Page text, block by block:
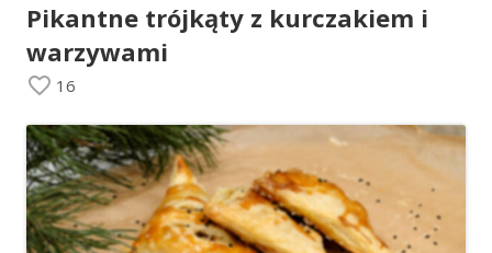
Pikantne trójkąty z kurczakiem i
warzywami
16